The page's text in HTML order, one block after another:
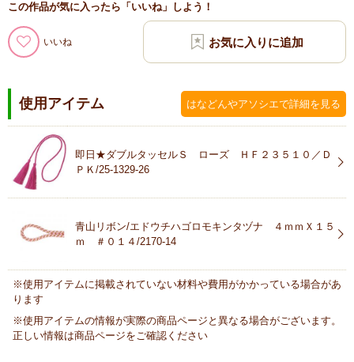
この作品が気に入ったら「いいね」しよう！
いいね
使用アイテム はなどんやアソシエで詳細を見る
即日★ダブルタッセルＳ ローズ ＨＦ２３５１０／Ｄ
ＰＫ/25-1329-26
青山リボン/エドウチハゴロモキンタヅナ ４ｍｍＸ１５
ｍ ＃０１４/2170-14
※使用アイテムに掲載されていない材料や費用がかかっている場合があ
ります
※使用アイテムの情報が実際の商品ページと異なる場合がございます。
正しい情報は商品ページをご確認ください